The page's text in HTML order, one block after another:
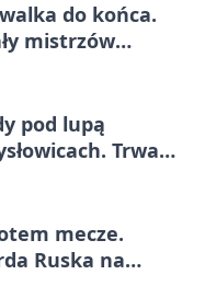
do końca.
mistrzów
pod lupą
Trwa
mecze.
Ruska na